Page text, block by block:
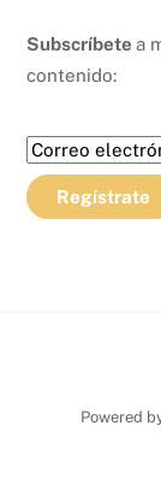
Subscríbete a
contenido:
Powered